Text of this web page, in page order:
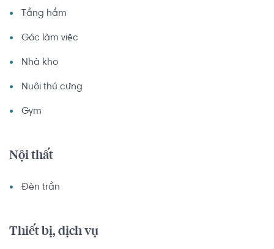
Tầng hầm
Góc làm việc
Nhà kho
Nuôi thú cưng
Gym
Nội thất
Đèn trần
Thiết bị, dịch vụ